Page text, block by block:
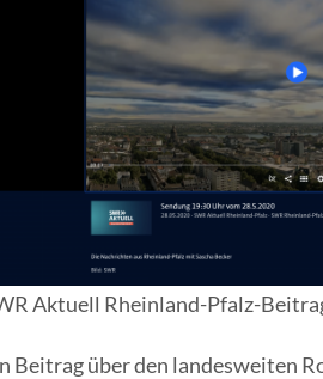
Aktuell Rheinland-Pfalz-
Beitrag über den landesweiten